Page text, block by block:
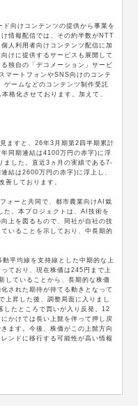
向けコンテンツの提供から事業を
情報配信では、その約半数がNTT
人利用者向けコンテンツ配信に加
けに提供するサービスも展開して
独自の「デコメーション」サービ
マートフォンやSNS向けのコンテ
ームなどのコンテンツ制作受託
格化させております。加えて、
ますと、26年3月期第2四半期累計
同期連結は4100万円の赤字)に浮
ました。直近3ヵ月の実績である7-
結は2600万円の赤字)に浮上し、
しております。
ォーと共同で、都市農業向けAI栽
。本プロジェクトは、AI技術を
上を図るもので、同社が自社の技
いることを示しており、中長期的
平均線を支持線とした中期的な上
ており、現在株価は245円まで上
していることから、長期的な株価
された期待が持てる動きとなって
昇した後、調整局面に入りまし
したところで買いが入り反発。12
かけては長い上髭を伴って押し戻
ます。今後、株価がこの上髭方向
ンドに移行する可能性が高い情報